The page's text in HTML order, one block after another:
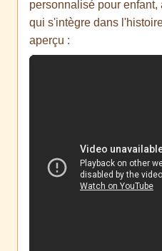
personnalisé pour enfant,
qui s'intègre dans
aperçu :